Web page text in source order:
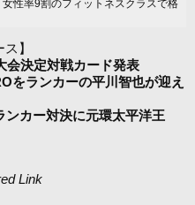
性率9割のフィットネスクラスで格
】
決定対戦カード発表
をランカーの平川智也が迎え
ンカー対決に元環太平洋王
Link